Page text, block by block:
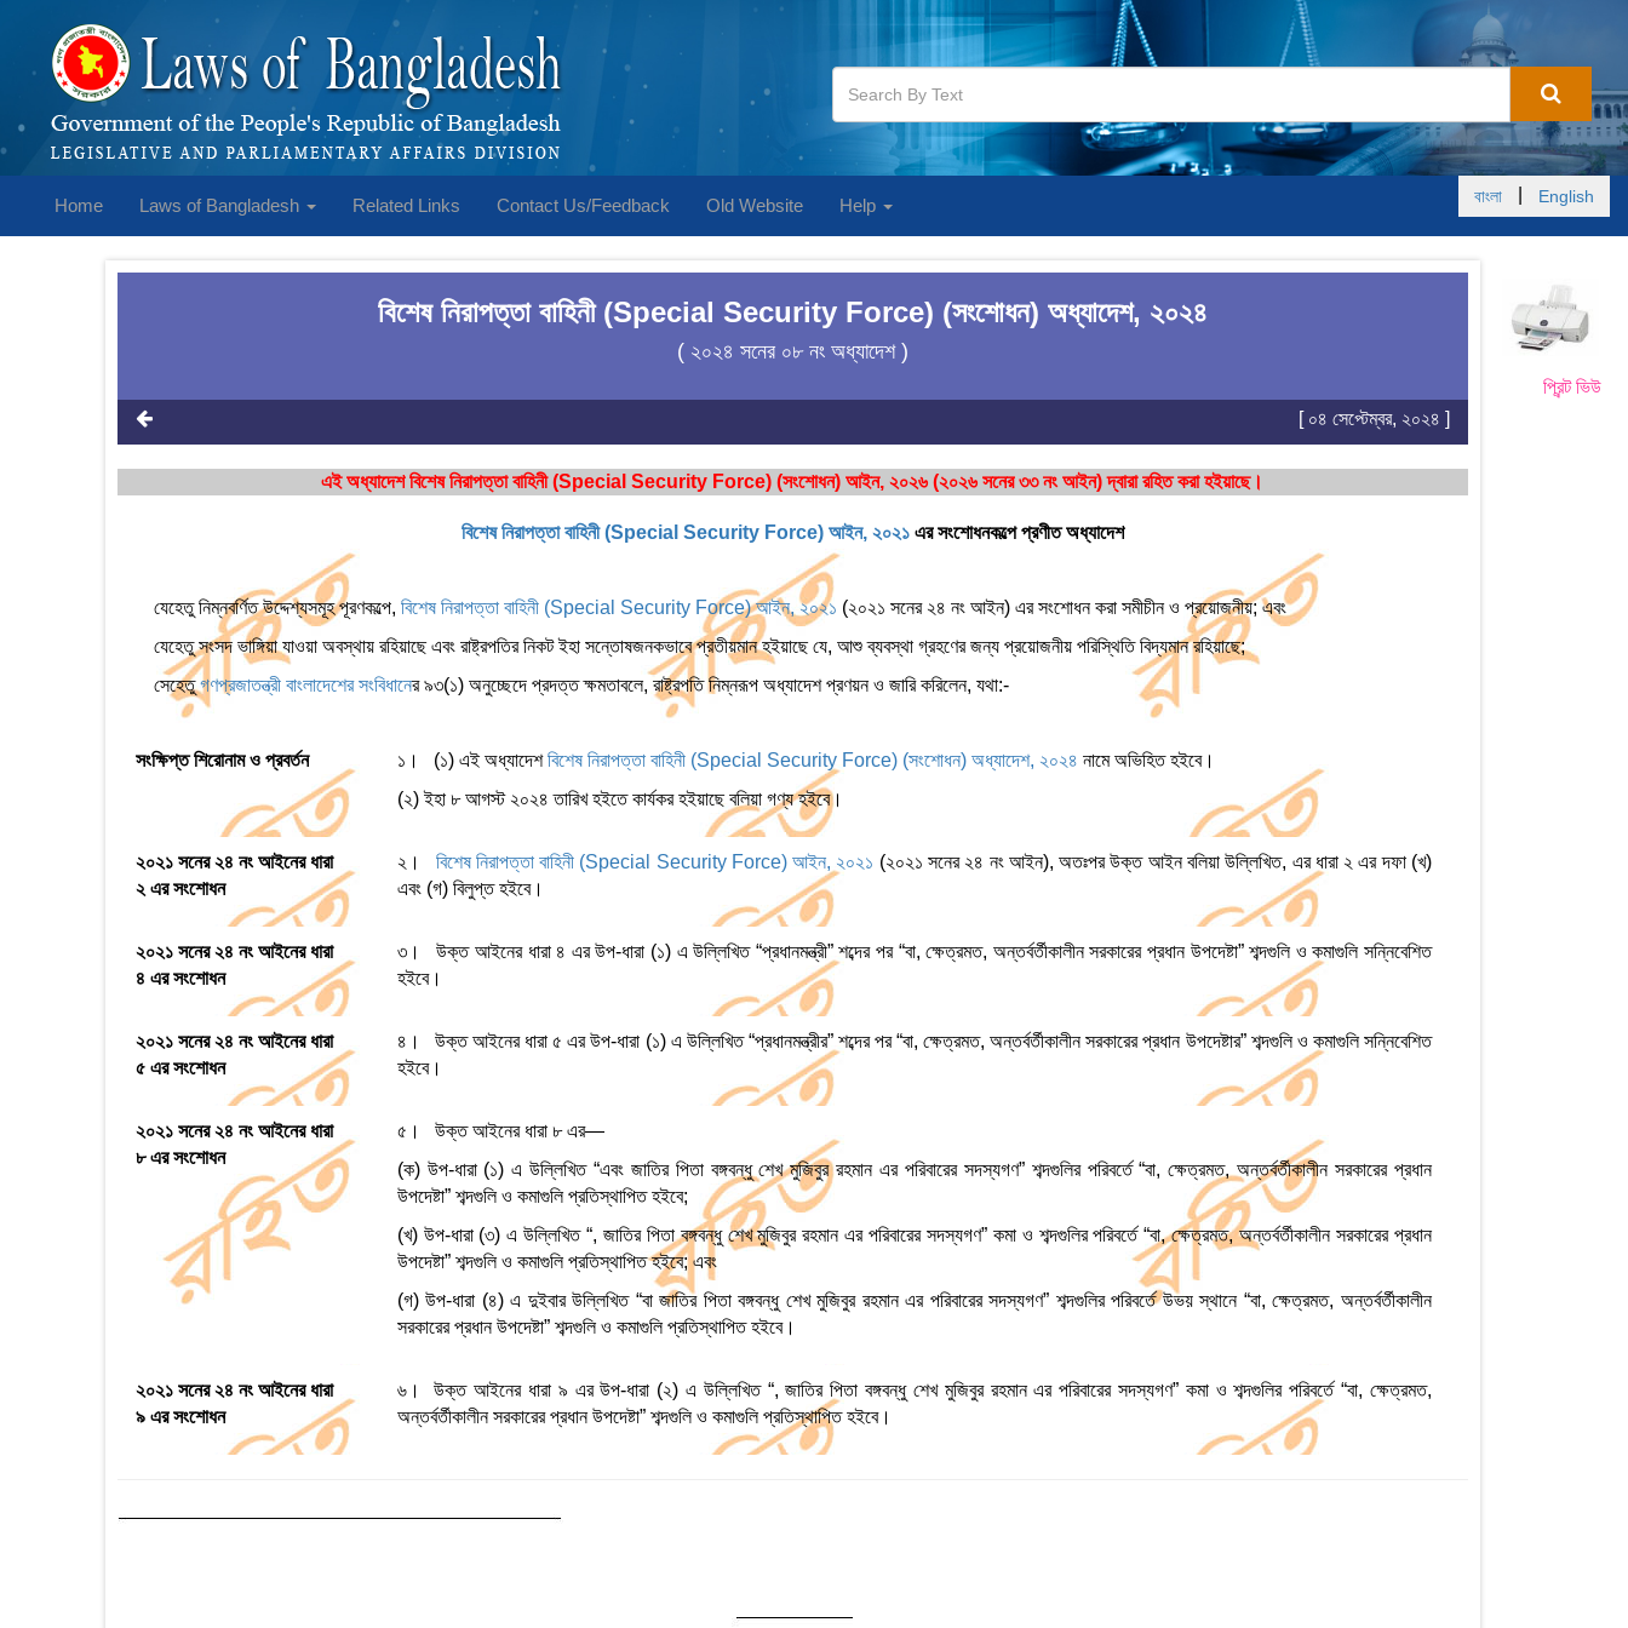
Home Laws of Bangladesh Related Links Contact Us/Feedback Old Website Help বাংলা English
প্রিন্ট ভিউ
বিশেষ নিরাপত্তা বাহিনী (Special Security Force) (সংশোধন) অধ্যাদেশ, ২০২৪
( ২০২৪ সনের ০৮ নং অধ্যাদেশ )
[ ০৪ সেপ্টেম্বর, ২০২৪ ]
এই অধ্যাদেশ বিশেষ নিরাপত্তা বাহিনী (Special Security Force) (সংশোধন) আইন, ২০২৬ (২০২৬ সনের ৩৩ নং আইন) দ্বারা রহিত করা হইয়াছে।
বিশেষ নিরাপত্তা বাহিনী (Special Security Force) আইন, ২০২১এর সংশোধনকল্পে প্রণীত অধ্যাদেশ
যেহেতু নিম্নবর্ণিত উদ্দেশ্যসমূহ পূরণকল্পে, বিশেষ নিরাপত্তা বাহিনী (Special Security Force) আইন, ২০২১ (২০২১ সনের ২৪ নং আইন) এর সংশোধন করা সমীচীন ও প্রয়োজনীয়; এবং
যেহেতু সংসদ ভাঙ্গিয়া যাওয়া অবস্থায় রহিয়াছে এবং রাষ্ট্রপতির নিকট ইহা সন্তোষজনকভাবে প্রতীয়মান হইয়াছে যে, আশু ব্যবস্থা গ্রহণের জন্য প্রয়োজনীয় পরিস্থিতি বিদ্যমান রহিয়াছে;
সেহেতুগণপ্রজাতন্ত্রী বাংলাদেশের সংবিধানের ৯৩(১) অনুচ্ছেদে প্রদত্ত ক্ষমতাবলে, রাষ্ট্রপতি নিম্নরূপ অধ্যাদেশ প্রণয়ন ও জারি করিলেন, যথা:-
সংক্ষিপ্ত শিরোনাম ও প্রবর্তন ১। (১) এই অধ্যাদেশবিশেষ নিরাপত্তা বাহিনী (Special Security Force) (সংশোধন) অধ্যাদেশ, ২০২৪ নামে অভিহিত হইবে।
(২) ইহা ৮ আগস্ট ২০২৪ তারিখ হইতে কার্যকর হইয়াছে বলিয়া গণ্য হইবে।
২০২১ সনের ২৪ নং আইনের ধারা
২ এর সংশোধন
২। বিশেষ নিরাপত্তা বাহিনী (Special Security Force) আইন, ২০২১ (২০২১ সনের ২৪ নং আইন), অতঃপর উক্ত আইন বলিয়া উল্লিখিত, এর ধারা ২ এর দফা (খ)
এবং (গ) বিলুপ্ত হইবে।
২০২১ সনের ২৪ নং আইনের ধারা
৪ এর সংশোধন
৩। উক্ত আইনের ধারা ৪ এর উপ-ধারা (১) এ উল্লিখিত “প্রধানমন্ত্রী” শব্দের পর “বা, ক্ষেত্রমত, অন্তর্বর্তীকালীন সরকারের প্রধান উপদেষ্টা” শব্দগুলি ও কমাগুলি সন্নিবেশিত
হইবে।
২০২১ সনের ২৪ নং আইনের ধারা
৫ এর সংশোধন
৪। উক্ত আইনের ধারা ৫ এর উপ-ধারা (১) এ উল্লিখিত “প্রধানমন্ত্রীর” শব্দের পর “বা, ক্ষেত্রমত, অন্তর্বর্তীকালীন সরকারের প্রধান উপদেষ্টার” শব্দগুলি ও কমাগুলি সন্নিবেশিত
হইবে।
২০২১ সনের ২৪ নং আইনের ধারা
৮ এর সংশোধন
৫। উক্ত আইনের ধারা ৮ এর—
(ক) উপ-ধারা (১) এ উল্লিখিত “এবং জাতির পিতা বঙ্গবন্ধু শেখ মুজিবুর রহমান এর পরিবারের সদস্যগণ” শব্দগুলির পরিবর্তে “বা, ক্ষেত্রমত, অন্তর্বর্তীকালীন সরকারের প্রধান
উপদেষ্টা” শব্দগুলি ও কমাগুলি প্রতিস্থাপিত হইবে;
(খ) উপ-ধারা (৩) এ উল্লিখিত “, জাতির পিতা বঙ্গবন্ধু শেখ মুজিবুর রহমান এর পরিবারের সদস্যগণ” কমা ও শব্দগুলির পরিবর্তে “বা, ক্ষেত্রমত, অন্তর্বর্তীকালীন সরকারের প্রধান
উপদেষ্টা” শব্দগুলি ও কমাগুলি প্রতিস্থাপিত হইবে; এবং
(গ) উপ-ধারা (৪) এ দুইবার উল্লিখিত “বা জাতির পিতা বঙ্গবন্ধু শেখ মুজিবুর রহমান এর পরিবারের সদস্যগণ” শব্দগুলির পরিবর্তে উভয় স্থানে “বা, ক্ষেত্রমত, অন্তর্বর্তীকালীন
সরকারের প্রধান উপদেষ্টা” শব্দগুলি ও কমাগুলি প্রতিস্থাপিত হইবে।
২০২১ সনের ২৪ নং আইনের ধারা
৯ এর সংশোধন
৬। উক্ত আইনের ধারা ৯ এর উপ-ধারা (২) এ উল্লিখিত “, জাতির পিতা বঙ্গবন্ধু শেখ মুজিবুর রহমান এর পরিবারের সদস্যগণ” কমা ও শব্দগুলির পরিবর্তে “বা, ক্ষেত্রমত,
অন্তর্বর্তীকালীন সরকারের প্রধান উপদেষ্টা” শব্দগুলি ও কমাগুলি প্রতিস্থাপিত হইবে।